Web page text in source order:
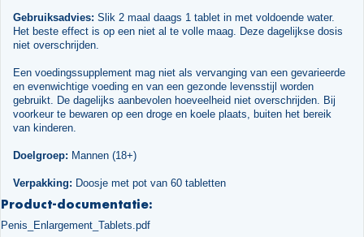
Gebruiksadvies: Slik 2 maal daags 1 tablet in met voldoende water.
Het beste effect is op een niet al te volle maag. Deze dagelijkse dosis
niet overschrijden.
Een voedingssupplement mag niet als vervanging van een gevarieerde
en evenwichtige voeding en van een gezonde levensstijl worden
gebruikt. De dagelijks aanbevolen hoeveelheid niet overschrijden. Bij
voorkeur te bewaren op een droge en koele plaats, buiten het bereik
van kinderen.
Doelgroep: Mannen (18+)
Verpakking: Doosje met pot van 60 tabletten
Product-documentatie:
Penis_Enlargement_Tablets.pdf